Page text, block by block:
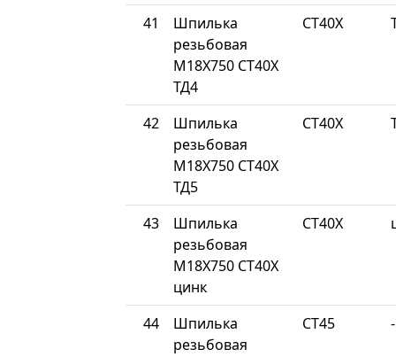
41
Шпилька
резьбовая
М18Х750 СТ40Х
ТД4
СТ40Х
42
Шпилька
резьбовая
М18Х750 СТ40Х
ТД5
СТ40Х
43
Шпилька
резьбовая
М18Х750 СТ40Х
цинк
СТ40Х
44
Шпилька
резьбовая
СТ45 -